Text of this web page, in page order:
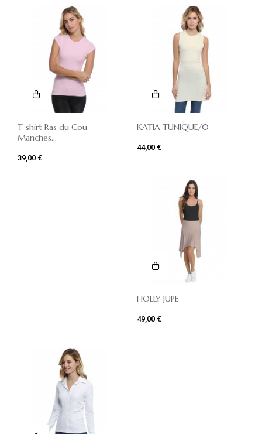
T-shirt Ras du Cou
Manches...
39,00 €
KATIA TUNIQUE/0
44,00 €
HOLLY JUPE
49,00 €